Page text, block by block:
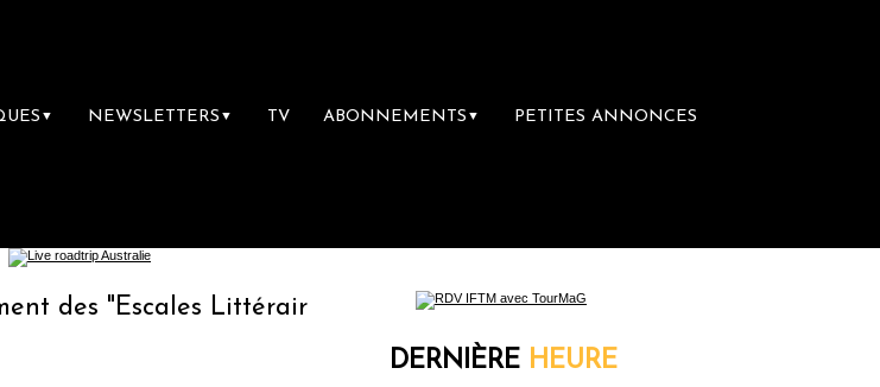
▼ NEWSLETTERS ▼ TV ABONNEMENTS ▼ PETITES ANNONCES
Littéraires", la première librairie du voyage
DERNIÈRE HEURE